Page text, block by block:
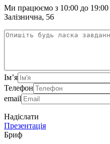
Ми працюємо з 10:00 до 19:00
Залізнична, 56
Ім’я
Телефон
email
Надіслати
Презентація
Бриф